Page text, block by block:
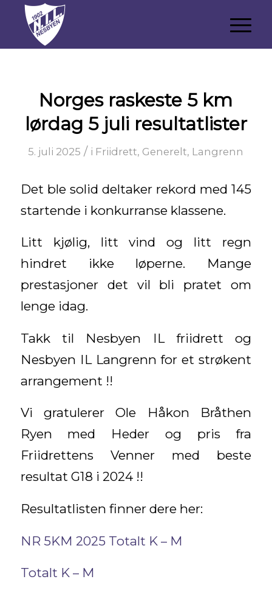
Norges raskeste 5 km
lørdag 5 juli resultatlister
5. juli 2025 / i Friidrett, Generelt, Langrenn
Det ble solid deltaker rekord med 145
startende i konkurranse klassene.
Litt kjølig, litt vind og litt regn
hindret ikke løperne. Mange
prestasjoner det vil bli pratet om
lenge idag.
Takk til Nesbyen IL friidrett og
Nesbyen IL Langrenn for et strøkent
arrangement !!
Vi gratulerer Ole Håkon Bråthen
Ryen med Heder og pris fra
Friidrettens Venner med beste
resultat G18 i 2024 !!
Resultatlisten finner dere her:
NR 5KM 2025 Totalt K – M
Totalt K – M